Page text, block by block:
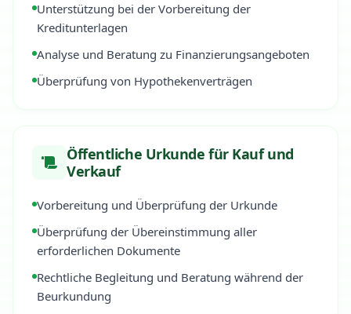
Unterstützung bei der Vorbereitung der
Kreditunterlagen
Analyse und Beratung zu Finanzierungsangeboten
Überprüfung von Hypothekenverträgen
Öffentliche Urkunde für Kauf und
Verkauf
Vorbereitung und Überprüfung der Urkunde
Überprüfung der Übereinstimmung aller
erforderlichen Dokumente
Rechtliche Begleitung und Beratung während der
Beurkundung